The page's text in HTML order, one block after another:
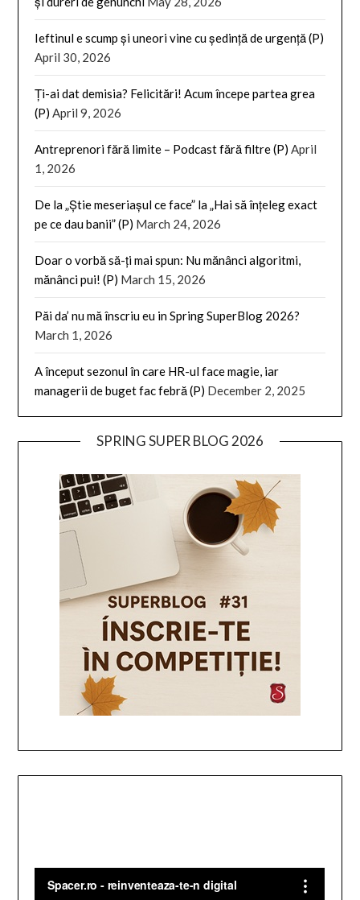
Ieftinul e scump și uneori vine cu ședință de urgență (P)
April 30, 2026
Ți-ai dat demisia? Felicitări! Acum începe partea grea
(P) April 9, 2026
Antreprenori fără limite – Podcast fără filtre (P) April
1, 2026
De la „Știe meseriașul ce face” la „Hai să înțeleg exact
pe ce dau banii” (P) March 24, 2026
Doar o vorbă să-ți mai spun: Nu mănânci algoritmi,
mănânci pui! (P) March 15, 2026
Păi da’ nu mă înscriu eu in Spring SuperBlog 2026?
March 1, 2026
A început sezonul în care HR-ul face magie, iar
managerii de buget fac febră (P) December 2, 2025
SPRING SUPER BLOG 2026